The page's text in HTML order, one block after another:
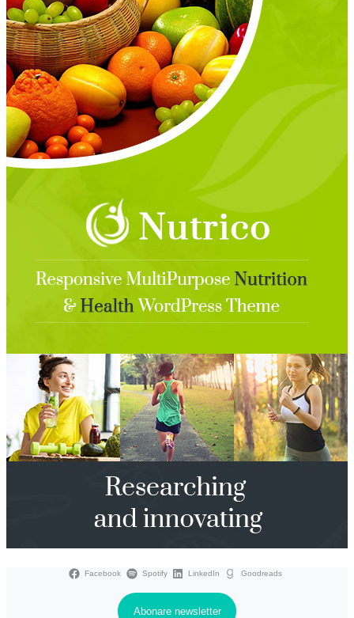
Facebook Spotify LinkedIn Goodreads
Abonare newsletter